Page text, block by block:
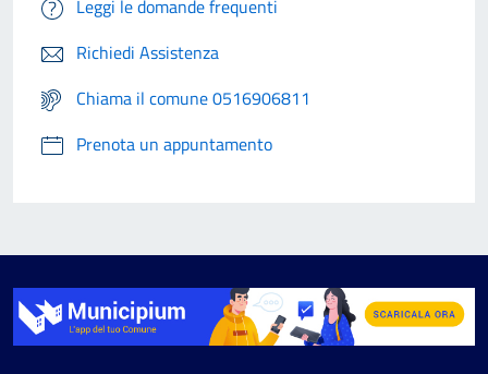
Leggi le domande frequenti
Richiedi Assistenza
Chiama il comune 0516906811
Prenota un appuntamento